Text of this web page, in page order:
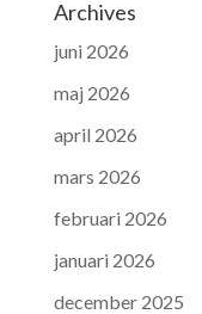
Archives
juni 2026
maj 2026
april 2026
mars 2026
februari 2026
januari 2026
december 2025